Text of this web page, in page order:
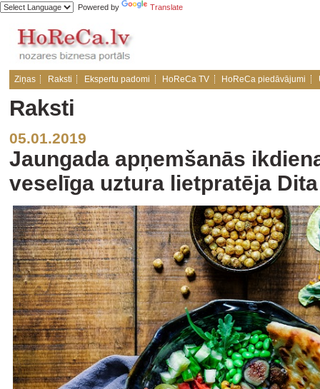
Powered by Translate
Ziņas Raksti Ekspertu padomi HoReCa TV HoReCa piedāvājumi
Raksti
05.01.2019
Jaungada apņemšanās
veselīga uztura lietpratēja